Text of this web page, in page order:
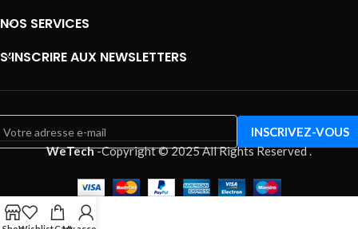
NOS SERVICES
S’INSCRIRE AUX NEWSLETTERS
WeTech-Copyright © 2025 All Rights Reserved.